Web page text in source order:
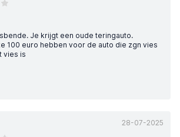
Je krijgt een oude teringauto.
100 euro hebben voor de auto die zgn vies
vies is
28-07-2025